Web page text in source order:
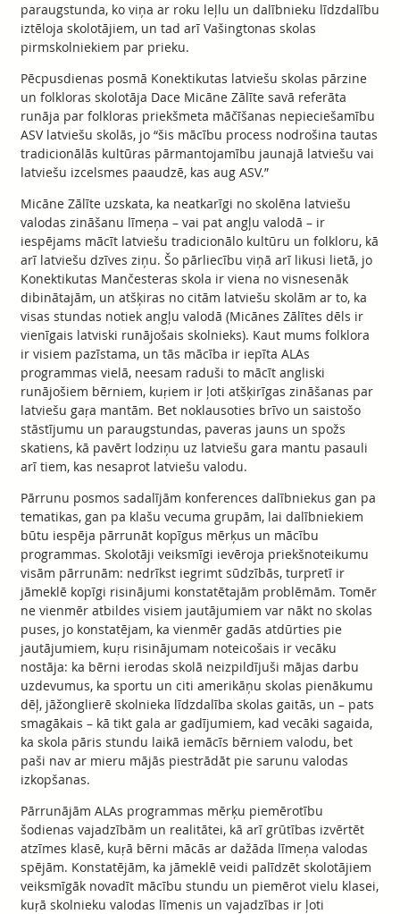
paraugstunda, ko viņa ar roku leļlu un dalībnieku līdzdalību
iztēloja skolotājiem, un tad arī Vašingtonas skolas
pirmskolniekiem par prieku.
Pēcpusdienas posmā Konektikutas latviešu skolas pārzine
un folkloras skolotāja Dace Micāne Zālīte savā referāta
runāja par folkloras priekšmeta māčīšanas nepieciešamību
ASV latviešu skolās, jo “šis mācību process nodrošina tautas
tradicionālās kultūras pārmantojamību jaunajā latviešu vai
latviešu izcelsmes paaudzē, kas aug ASV.”
Micāne Zālīte uzskata, ka neatkarīgi no skolēna latviešu
valodas zināšanu līmeņa – vai pat angļu valodā – ir
iespējams mācīt latviešu tradicionālo kultūru un folkloru, kā
arī latviešu dzīves ziņu. Šo pārliecību viņā arī likusi lietā, jo
Konektikutas Mančesteras skola ir viena no visnesenāk
dibinātajām, un atšķiras no citām latviešu skolām ar to, ka
visas stundas notiek angļu valodā (Micānes Zālītes dēls ir
vienīgais latviski runājošais skolnieks). Kaut mums folklora
ir visiem pazīstama, un tās mācība ir iepīta ALAs
programmas vielā, neesam raduši to mācīt angliski
runājošiem bērniem, kuŗiem ir ļoti atšķirīgas zināšanas par
latviešu gaŗa mantām. Bet noklausoties brīvo un saistošo
stāstījumu un paraugstundas, paveras jauns un spožs
skatiens, kā pavērt lodziņu uz latviešu gara mantu pasauli
arī tiem, kas nesaprot latviešu valodu.
Pārrunu posmos sadalījām konferences dalībniekus gan pa
tematikas, gan pa klašu vecuma grupām, lai dalībniekiem
būtu iespēja pārrunāt kopīgus mērķus un mācību
programmas. Skolotāji veiksmīgi ievēroja priekšnoteikumu
visām pārrunām: nedrīkst iegrimt sūdzībās, turpretī ir
jāmeklē kopīgi risinājumi konstatētajām problēmām. Tomēr
ne vienmēr atbildes visiem jautājumiem var nākt no skolas
puses, jo konstatējam, ka vienmēr gadās atdūrties pie
jautājumiem, kuŗu risinājumam noteicošais ir vecāku
nostāja: ka bērni ierodas skolā neizpildījuši mājas darbu
uzdevumus, ka sportu un citi amerikāņu skolas pienākumu
dēļ, jāžonglierē skolnieka līdzdalība skolas gaitās, un – pats
smagākais – kā tikt gala ar gadījumiem, kad vecāki sagaida,
ka skola pāris stundu laikā iemācīs bērniem valodu, bet
paši nav ar mieru mājās piestrādāt pie sarunu valodas
izkopšanas.
Pārrunājām ALAs programmas mērķu piemērotību
šodienas vajadzībām un realitātei, kā arī grūtības izvērtēt
atzīmes klasē, kuŗā bērni mācās ar dažāda līmeņa valodas
spējām. Konstatējām, ka jāmeklē veidi palīdzēt skolotājiem
veiksmīgāk novadīt mācību stundu un piemērot vielu klasei,
kuŗā skolnieku valodas līmenis un vajadzības ir ļoti